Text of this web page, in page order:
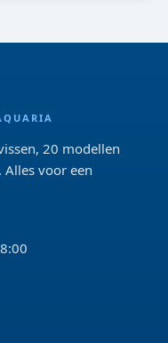
20 modellen
voor een